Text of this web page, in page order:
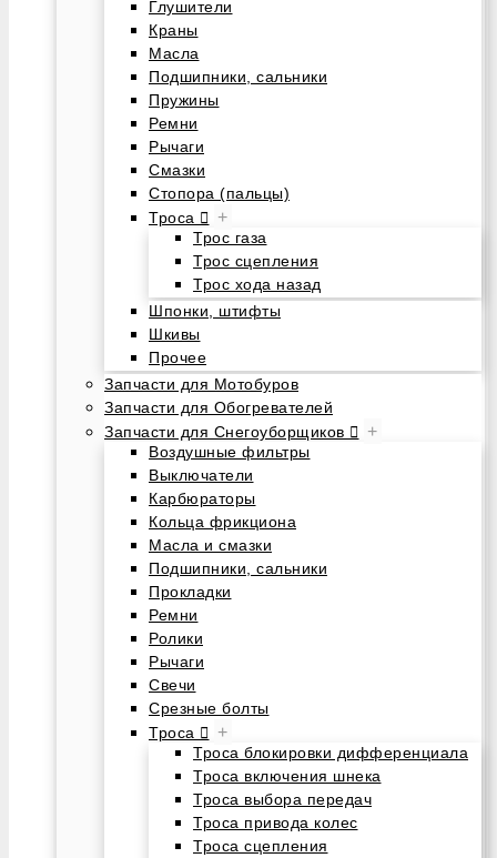
Глушители
Краны
Масла
Подшипники, сальники
Пружины
Ремни
Рычаги
Смазки
Стопора (пальцы)
Троса
+
Трос газа
Трос сцепления
Трос хода назад
Шпонки, штифты
Шкивы
Прочее
Запчасти для Мотобуров
Запчасти для Обогревателей
Запчасти для Снегоуборщиков
+
Воздушные фильтры
Выключатели
Карбюраторы
Кольца фрикциона
Масла и смазки
Подшипники, сальники
Прокладки
Ремни
Ролики
Рычаги
Свечи
Срезные болты
Троса
+
Троса блокировки дифференциала
Троса включения шнека
Троса выбора передач
Троса привода колес
Троса сцепления